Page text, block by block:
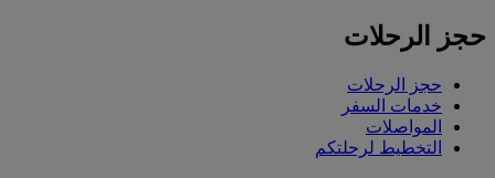
حجز الرحلات
حجز الرحلات
خدمات السفر
المواصلات
التخطيط لرحلتكم